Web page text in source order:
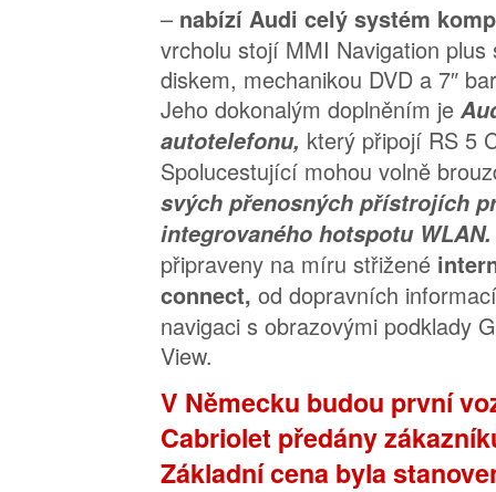
– nabízí Audi celý systém
vrcholu stojí MMI Navigation plus
diskem, mechanikou DVD a 7″
Jeho dokonalým doplněním je
autotelefonu, který připojí RS 5
Spolucestující mohou volně
svých přenosných přístrojích
integrovaného hotspotu
připraveny na míru střižené
connect, od dopravních
navigaci s obrazovými podklady
View.
V Německu budou první
Cabriolet předány
Základní cena byla